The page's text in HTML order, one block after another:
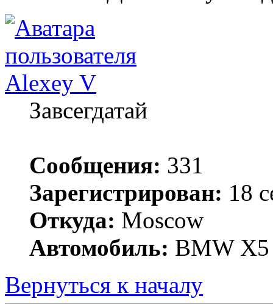
Alexey V
Завсегдатай
Сообщения: 331
Зарегистрирован: 18
Откуда: Moscow
Автомобиль: BMW
Вернуться к началу